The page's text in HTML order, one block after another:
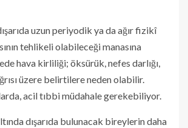
uzun periyodik ya da ağır fizikî
tehlikeli olabileceği manasına
hava kirliliği; öksürük, nefes darlığı,
üzere belirtilere neden olabilir.
acil tıbbi müdahale gerekebiliyor.
dışarıda bulunacak bireylerin daha